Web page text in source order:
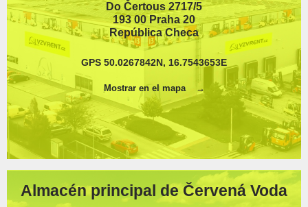
Do Čertous 2717/5
193 00 Praha 20
República Checa
GPS 50.0267842N, 16.7543653E
Mostrar en el mapa
Almacén principal de Červená Voda